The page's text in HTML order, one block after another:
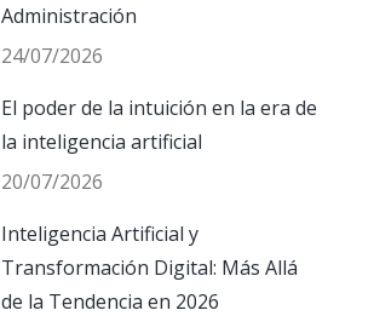
Administración
24/07/2026
El poder de la intuición en la era de
la inteligencia artificial
20/07/2026
Inteligencia Artificial y
Transformación Digital: Más Allá
de la Tendencia en 2026